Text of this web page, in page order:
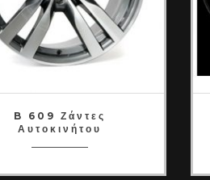
B 609 Ζάντες
Αυτοκινήτου